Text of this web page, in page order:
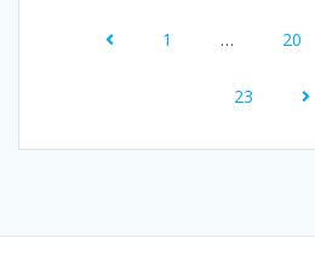
Página
1 … 20
Página
23